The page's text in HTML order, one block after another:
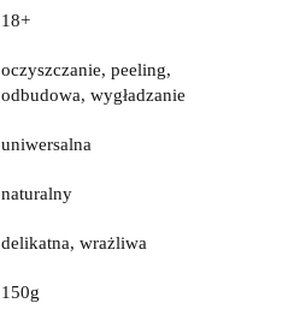
18+
oczyszczanie, peeling,
odbudowa, wygładzanie
uniwersalna
naturalny
delikatna, wrażliwa
150g